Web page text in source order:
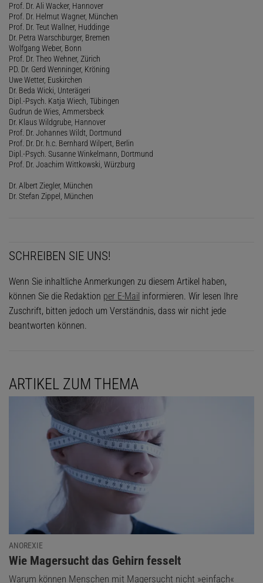
Prof. Dr. Ali Wacker, Hannover
Prof. Dr. Helmut Wagner, München
Prof. Dr. Teut Wallner, Huddinge
Dr. Petra Warschburger, Bremen
Wolfgang Weber, Bonn
Prof. Dr. Theo Wehner, Zürich
PD. Dr. Gerd Wenninger, Kröning
Uwe Wetter, Euskirchen
Dr. Beda Wicki, Unterägeri
Dipl.-Psych. Katja Wiech, Tübingen
Gudrun de Wies, Ammersbeck
Dr. Klaus Wildgrube, Hannover
Prof. Dr. Johannes Wildt, Dortmund
Prof. Dr. Dr. h.c. Bernhard Wilpert, Berlin
Dipl.-Psych. Susanne Winkelmann, Dortmund
Prof. Dr. Joachim Wittkowski, Würzburg
Dr. Albert Ziegler, München
Dr. Stefan Zippel, München
SCHREIBEN SIE UNS!
Wenn Sie inhaltliche Anmerkungen zu diesem Artikel haben,
können Sie die Redaktion per E-Mail informieren. Wir lesen Ihre
Zuschrift, bitten jedoch um Verständnis, dass wir nicht jede
beantworten können.
ARTIKEL ZUM THEMA
ANOREXIE
:
Wie Magersucht das Gehirn fesselt
Warum können Menschen mit Magersucht nicht »einfach«